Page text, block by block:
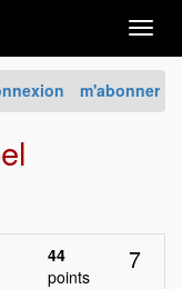
m'abonner
44
points
7